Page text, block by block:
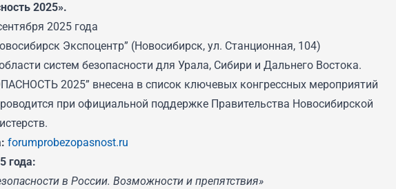
2025».
2025 года
Экспоцентр” (Новосибирск, ул. Станционная, 104)
систем безопасности для Урала, Сибири и Дальнего Востока.
2025” внесена в список ключевых конгрессных мероприятий
при официальной поддержке Правительства Новосибирской
forumprobezopasnost.ru
года:
в России. Возможности и препятствия»